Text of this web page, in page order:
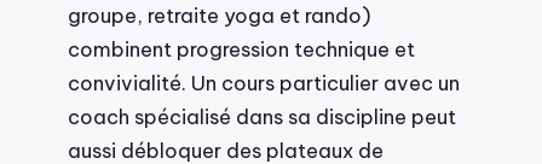
groupe, retraite yoga et rando)
combinent progression technique et
convivialité. Un cours particulier avec un
coach spécialisé dans sa discipline peut
aussi débloquer des plateaux de